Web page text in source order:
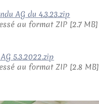
AG du 4.3.23.zip
au format ZIP [2.7 MB]
5.3.2022.zip
au format ZIP [2.8 MB]